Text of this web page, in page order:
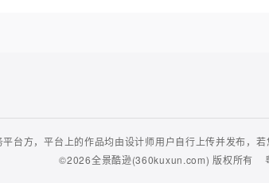
台方，平台上的作品均由设计师用户自行上传并发布
©2026全景酷逊(360kuxun.com) 版权所有